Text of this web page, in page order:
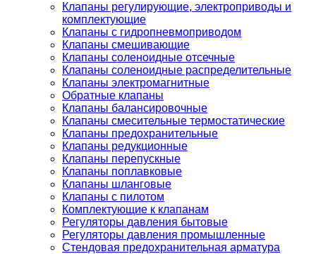
Клапаны регулирующие, электроприводы и
комплектующие
Клапаны с гидропневмоприводом
Клапаны смешивающие
Клапаны соленоидные отсечные
Клапаны соленоидные распределительные
Клапаны электромагнитные
Обратные клапаны
Клапаны балансировочные
Клапаны смесительные термостатические
Клапаны предохранительные
Клапаны редукционные
Клапаны перепускные
Клапаны поплавковые
Клапаны шланговые
Клапаны с пилотом
Комплектующие к клапанам
Регуляторы давления бытовые
Регуляторы давления промышленные
Стендовая предохранительная арматура